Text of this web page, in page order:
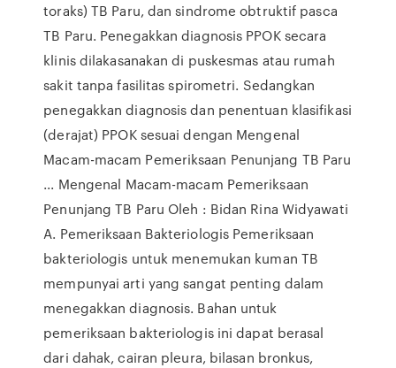
toraks) TB Paru, dan sindrome obtruktif pasca
TB Paru. Penegakkan diagnosis PPOK secara
klinis dilakasanakan di puskesmas atau rumah
sakit tanpa fasilitas spirometri. Sedangkan
penegakkan diagnosis dan penentuan klasifikasi
(derajat) PPOK sesuai dengan Mengenal
Macam-macam Pemeriksaan Penunjang TB Paru
... Mengenal Macam-macam Pemeriksaan
Penunjang TB Paru Oleh : Bidan Rina Widyawati
A. Pemeriksaan Bakteriologis Pemeriksaan
bakteriologis untuk menemukan kuman TB
mempunyai arti yang sangat penting dalam
menegakkan diagnosis. Bahan untuk
pemeriksaan bakteriologis ini dapat berasal
dari dahak, cairan pleura, bilasan bronkus,